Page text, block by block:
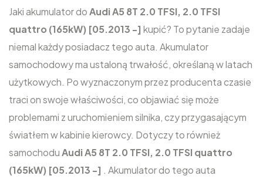
Jaki akumulator doAudi A5 8T 2.0 TFSI, 2.0 TFSI
quattro (165kW) [05.2013 -] kupić? To pytanie zadaje
niemal każdy posiadacz tego auta. Akumulator
samochodowy ma ustaloną trwałość, określaną w latach
użytkowych. Po wyznaczonym przez producenta czasie
traci on swoje właściwości, co objawiać się może
problemami z uruchomieniem silnika, czy przygasającym
światłem w kabinie kierowcy. Dotyczy to również
samochoduAudi A5 8T 2.0 TFSI, 2.0 TFSI quattro
(165kW) [05.2013 -] . Akumulator do tego auta